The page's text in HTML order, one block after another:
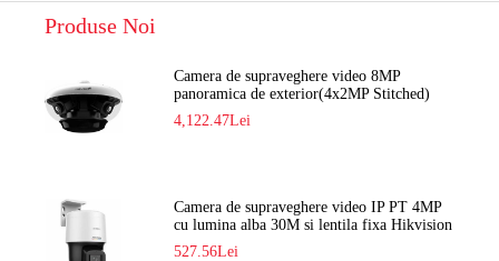
Produse Noi
Camera de supraveghere video 8MP
panoramica de exterior(4x2MP Stitched)
Navaio NGC-7482PR
4,122.47Lei
Camera de supraveghere video IP PT 4MP
cu lumina alba 30M si lentila fixa Hikvision
DS-2DE2C400SCG-E F1
527.56Lei